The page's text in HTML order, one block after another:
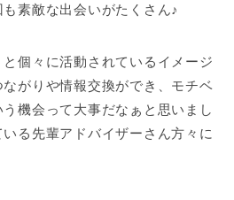
素敵な出会いがたくさん♪
個々に活動されているイメージ
がりや情報交換ができ、モチベ
機会って大事だなぁと思いまし
る先輩アドバイザーさん方々に